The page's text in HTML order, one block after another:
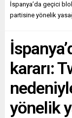
İspanya’da geçici
partisine yönelik
kararı:
yönelik